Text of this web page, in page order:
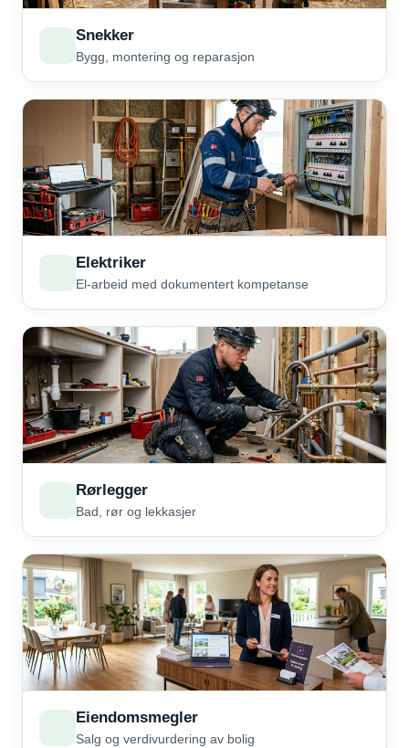
Snekker
Bygg, montering og reparasjon
Elektriker
El-arbeid med dokumentert kompetanse
Rørlegger
Bad, rør og lekkasjer
Eiendomsmegler
Salg og verdivurdering av bolig